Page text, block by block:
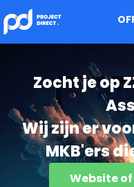
Zocht je op
Wij zijn er
MKB'ers
Website